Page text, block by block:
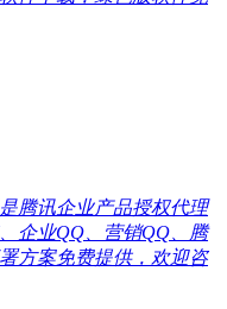
腾讯企业产品授权代理
企业QQ、营销QQ、腾
方案免费提供，欢迎咨